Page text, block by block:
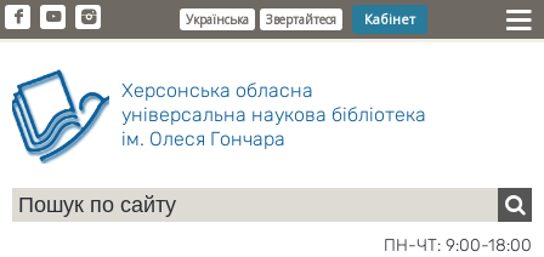
Українська Звертайтеся Кабінет
Херсонська обласна
універсальна наукова бібліотека
ім. Олеся Гончара
ПН-ЧТ: 9:00-18:00